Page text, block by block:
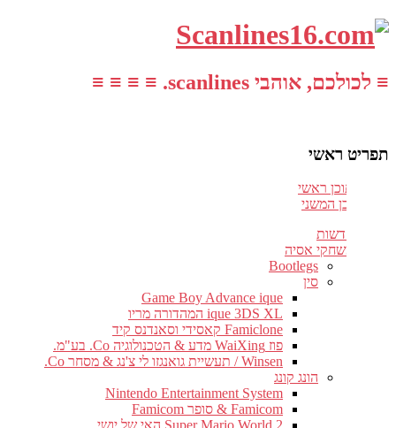
≡ לכולכם, אוהבי scanlines. ≡ ≡ ≡ ≡
תפריט ראשי
עבור לתוכן ראשי
דלג לתוכן המשני
חדשות
משחקי אסיה
Bootlegs
סין
Game Boy Advance ique
ique 3DS XL המהדורה מריו
Famiclone קאסידי וסאנדנס קיד
פוז WaiXing מדע & הטכנולוגיה Co. בע"מ.
Winsen / תעשיית גואנגזו לי צ'נג & מסחר Co.
הונג קונג
Nintendo Entertainment System
Famicom & סופר Famicom